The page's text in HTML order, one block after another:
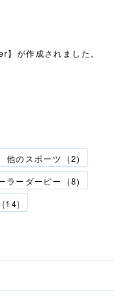
が作成されました。
他のスポーツ (2)
ラーダービー (8)
(14)